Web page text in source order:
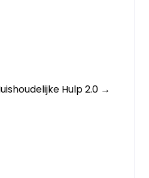
Hulp 2.0 →